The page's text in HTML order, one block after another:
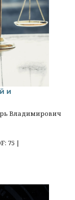
и
Владимирович
75 |